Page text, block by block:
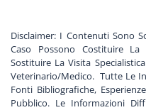
Disclaimer: I Contenuti Sono
Caso Possono Costituire
Sostituire La Visita
Veterinario/Medico. Tutte Le
Fonti Bibliografiche,
Pubblico. Le Informazioni